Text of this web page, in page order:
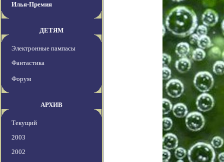
Илья-Премия
ДЕТЯМ
Электронные пампасы
Фантастика
Форум
АРХИВ
Текущий
2003
2002